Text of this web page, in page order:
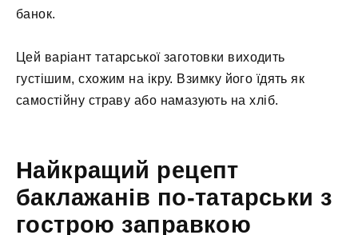
банок.
Цей варіант татарської заготовки виходить
густішим, схожим на ікру. Взимку його їдять як
самостійну страву або намазують на хліб.
Найкращий рецепт
баклажанів по-татарськи з
гострою заправкою